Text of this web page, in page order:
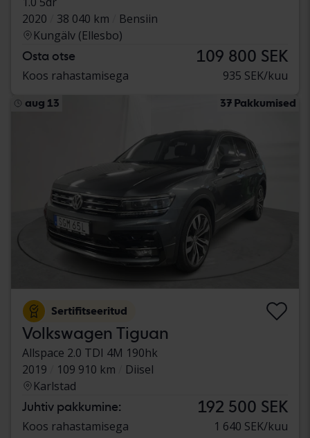
2020
38 040 km
Bensiin
Kungälv (Ellesbo)
Osta otse 109 800 SEK
Koos rahastamisega 935 SEK/kuu
aug 13 37 Pakkumised
Sertifitseeritud
Volkswagen Tiguan
Allspace 2.0 TDI 4M 190hk
2019
109 910 km
Diisel
Karlstad
Juhtiv pakkumine: 192 500 SEK
Koos rahastamisega 1 640 SEK/kuu